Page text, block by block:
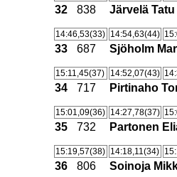
32 838 Järvelä Tatu
14:46,53(33) 14:54,63(44)
33 687 Sjöholm
15:11,45(37) 14:52,07(43)
34 717 Pirtinaho
15:01,09(36) 14:27,78(37)
35 732 Partonen
15:19,57(38) 14:18,11(34)
36 806 Soinoja